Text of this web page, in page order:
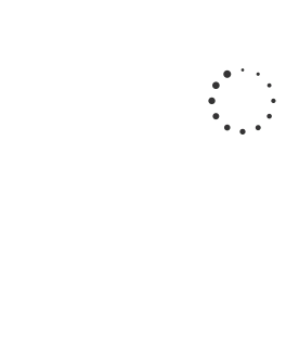
Винтовой
компрессор
CUBE 710